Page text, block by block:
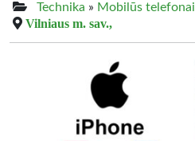
Technika » Mobilūs telefonai
Vilniaus m. sav.,